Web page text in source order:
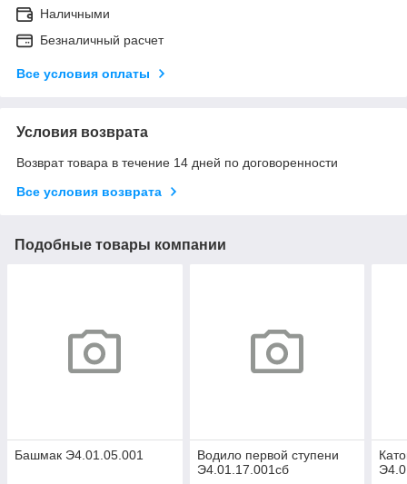
Наличными
Безналичный расчет
Все условия оплаты
Условия возврата
Возврат товара в течение 14 дней по договоренности
Все условия возврата
Подобные товары компании
Башмак Э4.01.05.001
Водило первой ступени
Э4.01.17.001сб